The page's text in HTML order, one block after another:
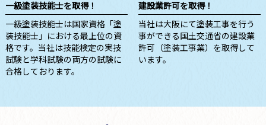
一級塗装技能士を取得！
一級塗装技能士は国家資格「塗
装技能士」における最上位の資
格です。当社は技能検定の実技
試験と学科試験の両方の試験に
合格しております。
建設業許可を取得！
当社は大阪にて塗装工事を行う
事ができる国土交通省の建設業
許可（塗装工事業）を取得して
います。